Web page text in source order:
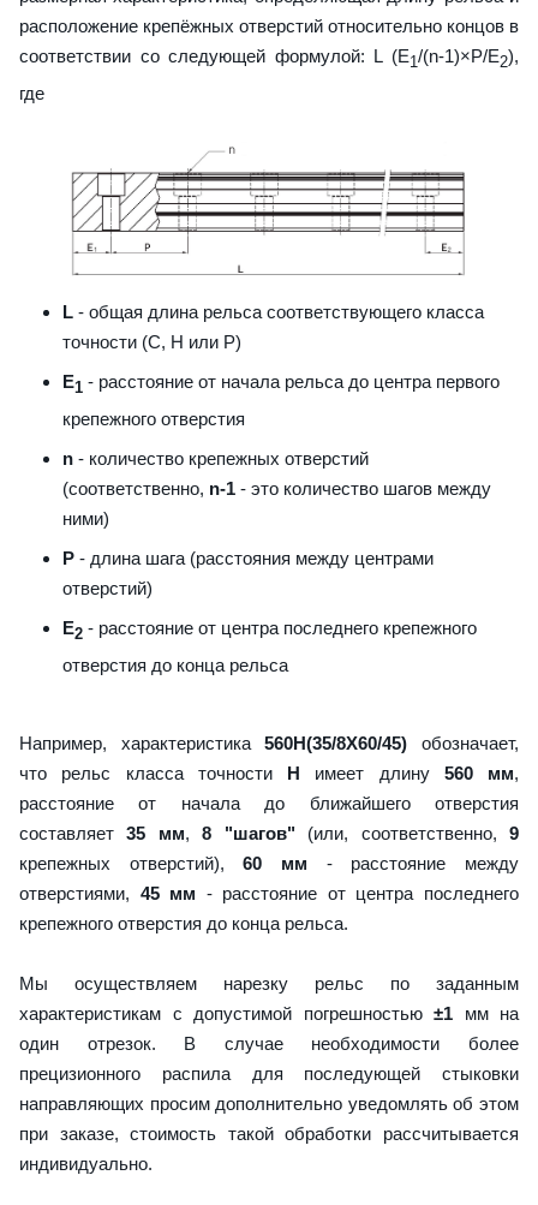
расположение крепёжных отверстий относительно концов в
соответствии со следующей формулой: L (E1/(n-1)×P/E2),
где
L - общая длина рельса соответствующего класса
точности (С, H или Р)
E1 - расстояние от начала рельса до центра первого
крепежного отверстия
n - количество крепежных отверстий
(соответственно, n-1 - это количество шагов между
ними)
P - длина шага (расстояния между центрами
отверстий)
E2 - расстояние от центра последнего крепежного
отверстия до конца рельса
Например, характеристика560H(35/8X60/45) обозначает,
что рельс класса точности H имеет длину 560 мм,
расстояние от начала до ближайшего отверстия
составляет35 мм,8 "шагов" (или, соответственно,9
крепежных отверстий),60 мм - расстояние между
отверстиями, 45 мм - расстояние от центра последнего
крепежного отверстия до конца рельса.
Мы осуществляем нарезку рельс по заданным
характеристикам с допустимой погрешностью ±1 мм на
один отрезок. В случае необходимости более
прецизионного распила для последующей стыковки
направляющих просим дополнительно уведомлять об этом
при заказе, стоимость такой обработки рассчитывается
индивидуально.